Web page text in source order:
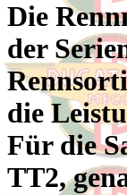
Die
der
die
Für die
TT2,